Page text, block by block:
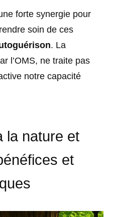
forte synergie pour
soin de ces
. La
l’OMS, ne traite pas
notre capacité
la nature et
et